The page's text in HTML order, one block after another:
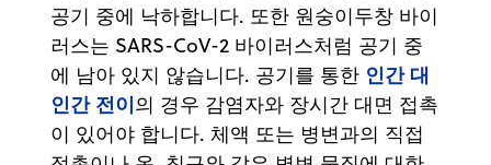
공기 중에 낙하합니다. 또한 원숭이두창 바이
러스는 SARS-CoV-2 바이러스처럼 공기 중
에 남아 있지 않습니다. 공기를 통한 인간 대
인간 전이의 경우 감염자와 장시간 대면 접촉
이 있어야 합니다. 체액 또는 병변과의 직접